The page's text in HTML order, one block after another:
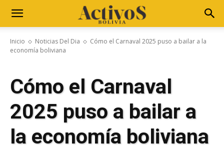
Inicio Noticias Del Dia
Cómo el Carnaval 2025 puso a bailar a la
economía boliviana
Cómo el Carnaval
2025 puso a bailar a
la economía boliviana